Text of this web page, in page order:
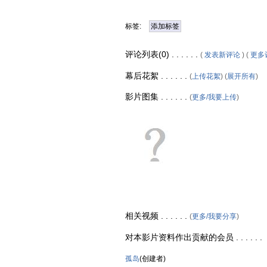
标签: 添加标签
评论列表(0) . . . . . . ( 发表新评论 ) ( 更多
幕后花絮 . . . . . . (上传花絮) (展开所有)
影片图集 . . . . . . (更多/我要上传)
相关视频 . . . . . . (更多/我要分享)
对本影片资料作出贡献的会员 . . . . . .
孤岛(创建者)